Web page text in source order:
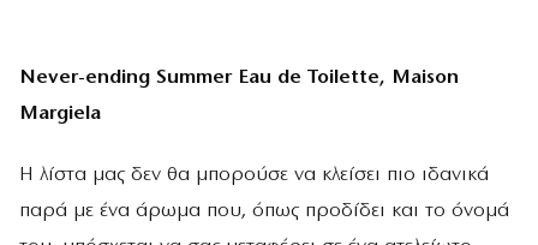
Never-ending Summer Eau de Toilette, Maison
Margiela
Η λίστα μας δεν θα μπορούσε να κλείσει πιο ιδανικά
παρά με ένα άρωμα που, όπως προδίδει και το όνομά